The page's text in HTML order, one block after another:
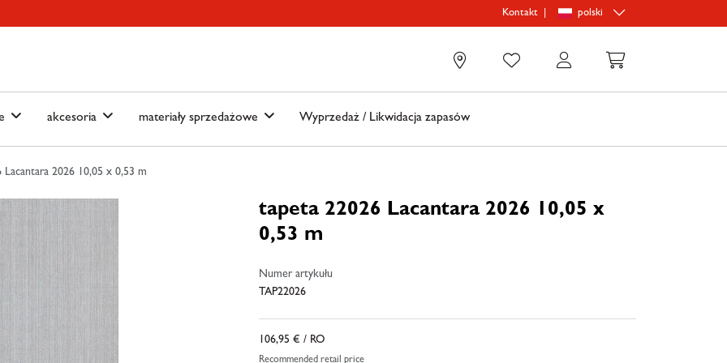
Kontakt polski
akcesoria materiały sprzedażowe Wyprzedaż / Likwidacja zapasów
Lacantara 2026 10,05 x 0,53 m
tapeta 22026 Lacantara 2026 10,05 x
0,53 m
Numer artykułu
TAP22026
106,95 € / RO
Recommended retail price